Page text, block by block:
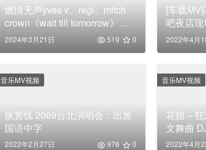
燃情无声yves v、regi、mitch
crown《wait till tomorrow》超
清MV下载
2024年3月21日 519 0
[车载
吧夜店
【高清
2022年4月
纵贯线 2009台北演唱会：出发
国语中字
2022年2月27日 976 0
音乐MV视频
花姐 –
文舞曲
2022年4月
音乐MV视频